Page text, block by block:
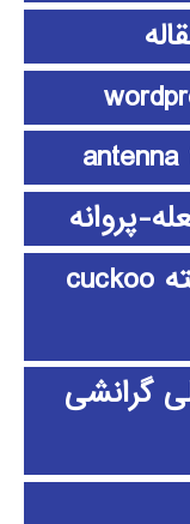
پروانه
الگوریتم جستجوی فاخته cuckoo
گرانشی